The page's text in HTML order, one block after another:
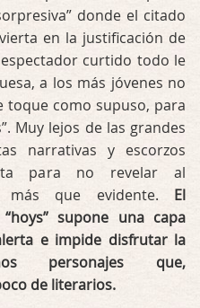
donde el citado
en la justificación de
curtido todo le
a los más jóvenes no
toque como supuso, para
Muy lejos de las grandes
narrativas y escorzos
para no revelar al
más que evidente. El
supone una capa
e impide disfrutar la
personajes que,
de literarios.